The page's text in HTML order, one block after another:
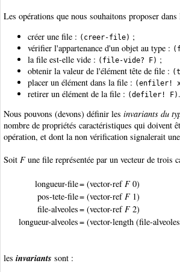
Les opérations que nous souhaitons proposer
créer une file : (creer-file) ;
vérifier l'appartenance d'un objet au type :
la file est-elle vide : (file-vide? F) ;
obtenir la valeur de l'élément tête de file :
placer un élément dans la file : (enfiler!
retirer un élément de la file : (defiler! F) .
Nous pouvons (devons) définir les invariants du
nombre de propriétés caractéristiques qui doivent
opération, et dont la non vérification signalerait
Soit Fune file représentée par un vecteur de trois
longueur-file= (vector-refF0)
pos-tete-file= (vector-refF1)
file-alveoles= (vector-refF2)
longueur-alveoles= (vector-length (file-alveoles
les invariants sont :